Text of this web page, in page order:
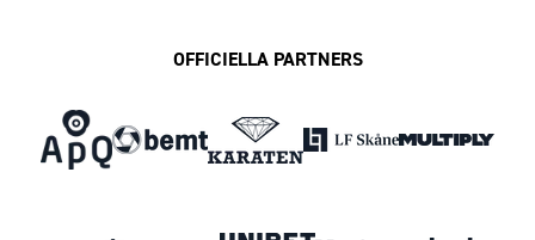
OFFICIELLA PARTNERS